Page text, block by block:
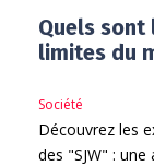
Quels sont
limites du
Société
Découvrez les
des "SJW" :